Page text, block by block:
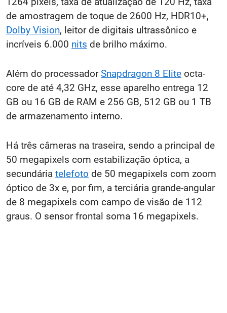
de amostragem de toque de 2600 Hz, HDR10+,
Dolby Vision, leitor de digitais ultrassônico e
incríveis 6.000 nits de brilho máximo.
Além do processadorSnapdragon 8 Elite octa-
core de até 4,32 GHz, esse aparelho entrega 12
GB ou 16 GB de RAM e 256 GB, 512 GB ou 1 TB
de armazenamento interno.
Há três câmeras na traseira, sendo a principal de
50 megapixels com estabilização óptica, a
secundária telefoto de 50 megapixels com zoom
óptico de 3x e, por fim, a terciária grande-angular
de 8 megapixels com campo de visão de 112
graus. O sensor frontal soma 16 megapixels.